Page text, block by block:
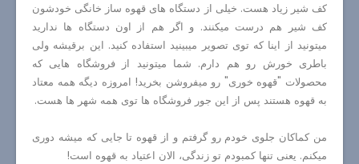
کف شیر زیاد هست. خیلی از دستگاه های قهوه ساز خانگی خودشون
کف شیر هم درست میکنند. و اگر هم از اون دستگاه ها ندارید
میتونید از اینا که توی تصویر میبینید استفاده کنید. این برقیشه ولی
باطری خورش رو هم دارم. شما میتونید از فروشگاه هایی که
محصولات "قهوه خوری" رو میفروشن بخرید! امروزه دیگه همه معتاد
به قهوه هستند پس از این جور فروشگاه ها توی همه شهر ها هست.
من کماکان جلوی خودم رو گرفتم و از قهوه تا جایی که میشه دوری
میکنم. یعنی تنها کمبودم تو زندگی، الان اعتیاد به قهوه است!